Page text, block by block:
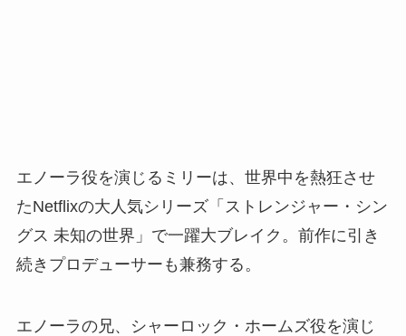
エノーラ役を演じるミリーは、世界中を熱狂させ
たNetflixの大人気シリーズ「ストレンジャー・シン
グス 未知の世界」で一躍大ブレイク。前作に引き
続きプロデューサーも兼務する。
エノーラの兄、シャーロック・ホームズ役を演じ